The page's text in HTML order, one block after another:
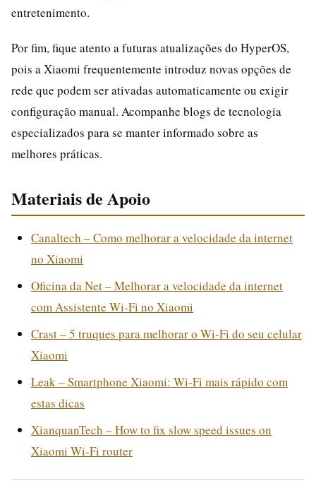
entretenimento.
Por fim, fique atento a futuras atualizações do HyperOS,
pois a Xiaomi frequentemente introduz novas opções de
rede que podem ser ativadas automaticamente ou exigir
configuração manual. Acompanhe blogs de tecnologia
especializados para se manter informado sobre as
melhores práticas.
Materiais de Apoio
Canaltech – Como melhorar a velocidade da internet
no Xiaomi
Oficina da Net – Melhorar a velocidade da internet
com Assistente Wi‑Fi no Xiaomi
Crast – 5 truques para melhorar o Wi‑Fi do seu celular
Xiaomi
Leak – Smartphone Xiaomi: Wi‑Fi mais rápido com
estas dicas
XianquanTech – How to fix slow speed issues on
Xiaomi Wi‑Fi router